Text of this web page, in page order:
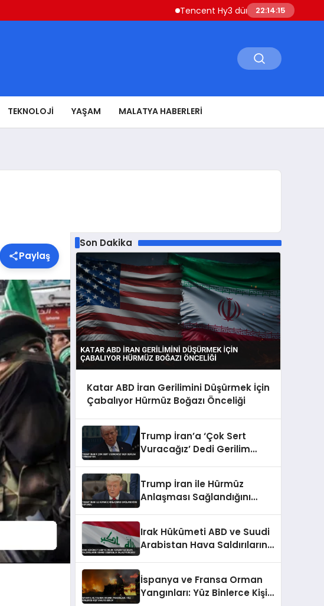
Tencent Hy3 dünya genelinde kullanıma
22:14:16
TEKNOLOJI YAŞAM MALATYA HABERLERI
Paylaş
Son Dakika
Katar ABD İran Gerilimini Düşürmek İçin
Çabalıyor Hürmüz Boğazı Önceliği
Trump İran’a ‘Çok Sert
Vuracağız’ Dedi Gerilim
Trump İran ile Hürmüz
Anlaşması Sağlandığını
Irak Hükümeti ABD ve Suudi
Arabistan Hava Saldırılarını
İspanya ve Fransa Orman
Yangınları: Yüz Binlerce Kişi